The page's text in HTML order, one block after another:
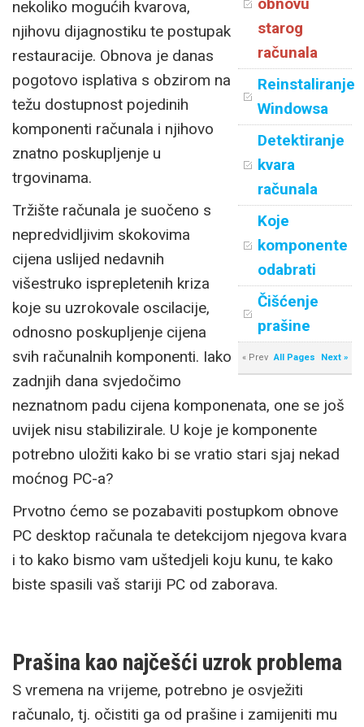
starog
računala
Reinstaliranje
Windowsa
Detektiranje
kvara
računala
Koje
komponente
odabrati
Čišćenje
prašine
« Prev All Pages Next »
nekoliko mogućih kvarova,
njihovu dijagnostiku te postupak
restauracije. Obnova je danas
pogotovo isplativa s obzirom na
težu dostupnost pojedinih
komponenti računala i njihovo
znatno poskupljenje u
trgovinama.
Tržište računala je suočeno s
nepredvidljivim skokovima
cijena uslijed nedavnih
višestruko isprepletenih kriza
koje su uzrokovale oscilacije,
odnosno poskupljenje cijena
svih računalnih komponenti. Iako
zadnjih dana svjedočimo
neznatnom padu cijena komponenata, one se još
uvijek nisu stabilizirale. U koje je komponente
potrebno uložiti kako bi se vratio stari sjaj nekad
moćnog PC-a?
Prvotno ćemo se pozabaviti postupkom obnove
PC desktop računala te detekcijom njegova kvara
i to kako bismo vam uštedjeli koju kunu, te kako
biste spasili vaš stariji PC od zaborava.
Prašina kao najčešći uzrok problema
S vremena na vrijeme, potrebno je osvježiti
računalo, tj. očistiti ga od prašine i zamijeniti mu